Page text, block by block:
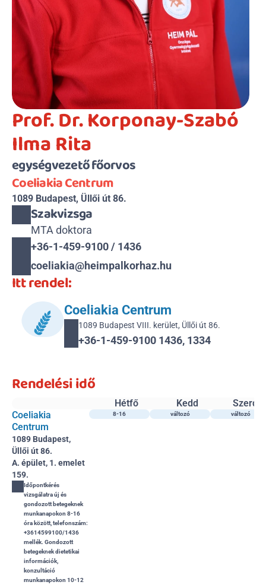
Prof. Dr. Korponay-Szabó
Ilma Rita
egységvezető főorvos
Coeliakia Centrum
1089 Budapest, Üllői út 86.
Szakvizsga
MTA doktora
+36-1-459-9100 / 1436
coeliakia@heimpalkorhaz.hu
Itt rendel:
Coeliakia Centrum
1089 Budapest VIII. kerület, Üllői út 86.
+36-1-459-9100 1436, 1334
Rendelési idő
Hétfő Kedd
Szerda
Coeliakia
Centrum
1089 Budapest,
Üllői út 86.
A. épület, 1. emelet
159.
Időpontkérés
vizsgálatra új és
gondozott betegeknek
munkanapokon 8-16
óra között, telefonszám:
+3614599100/1436
mellék. Gondozott
betegeknek dietetikai
információk,
konzultáció
munkanapokon 10-12
8-16 változó változó